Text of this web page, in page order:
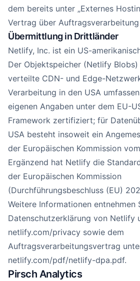
dem bereits unter „Externes
Vertrag über
Übermittlung in Drittländer
Netlify, Inc. ist ein US-
Der Objektspeicher (Netlify
verteilte CDN- und Edge-
Verarbeitung in den USA
eigenen Angaben unter dem EU-
Framework zertifiziert; für
USA besteht insoweit ein
der Europäischen Kommission
Ergänzend hat Netlify die
der Europäischen Kommission
(Durchführungsbeschluss (EU)
Weitere Informationen entnehmen
Datenschutzerklärung von Netlify
netlify.com/privacy sowie dem
Auftragsverarbeitungsvertrag
netlify.com/pdf/netlify-dpa.pdf.
Pirsch Analytics